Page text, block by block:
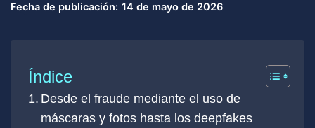
Fecha de publicación: 14 de mayo de 2026
Índice
Desde el fraude mediante el uso de
máscaras y fotos hasta los deepfakes